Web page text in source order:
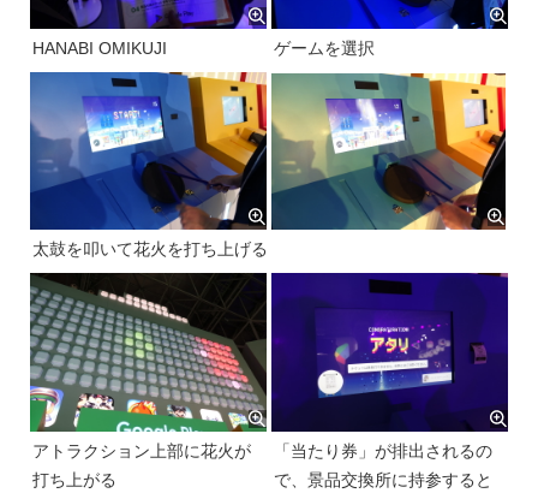
HANABI OMIKUJI ゲームを選択
太鼓を叩いて花火を打ち上げる
アトラクション上部に花火が
打ち上がる
「当たり券」が排出されるの
で、景品交換所に持参すると